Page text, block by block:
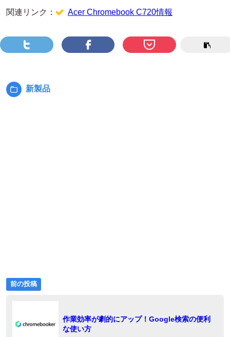
関連リンク： Acer Chromebook C720情報
カ
新製品
投
ナ
前の投稿
の
作業効率が劇的にアップ！Google検索の便利
な使い方